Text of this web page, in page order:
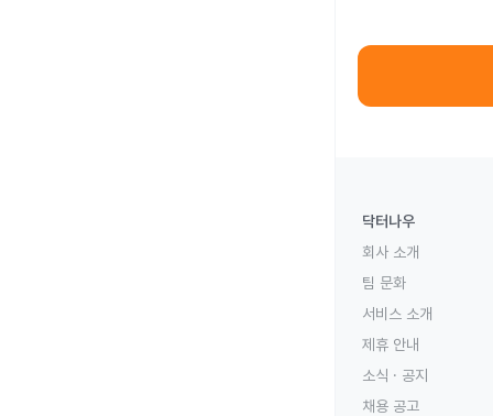
닥터나우
회사 소개
팀 문화
서비스 소개
제휴 안내
소식 · 공지
채용 공고